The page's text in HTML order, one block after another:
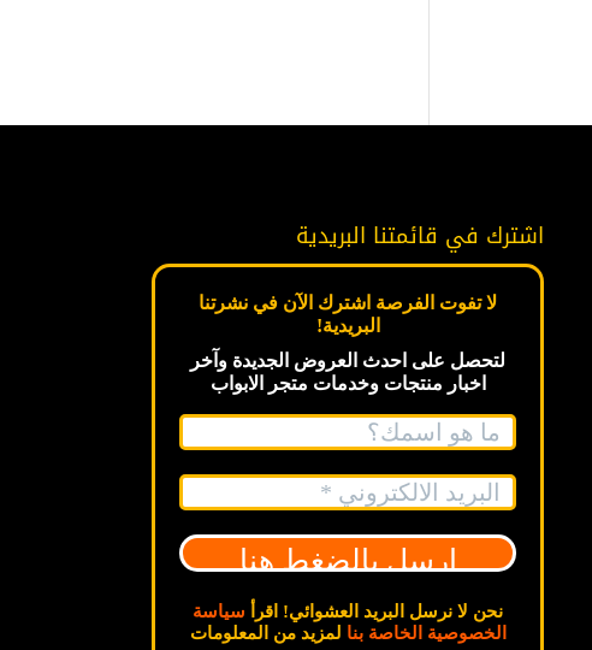
اشترك في قائمتنا البريدية
لا تفوت الفرصة اشترك الآن في نشرتنا
البريدية!
لتحصل على احدث العروض الجديدة وآخر
اخبار منتجات وخدمات متجر الابواب
نحن لا نرسل البريد العشوائي! اقرأ سياسة
الخصوصية الخاصة بنا لمزيد من المعلومات